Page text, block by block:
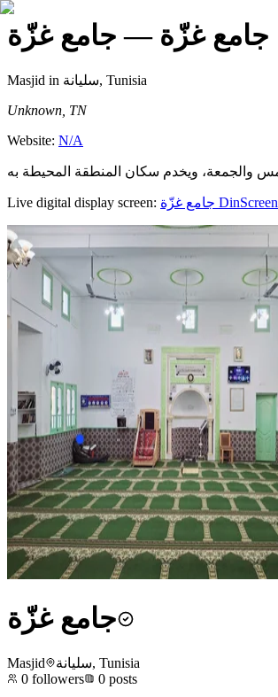
جامع غزّة — جامع غزّة
Masjid
in سليانة, Tunisia
Unknown, TN
Website: N/A
Live digital display screen: جامع غزّة DinScreen
جامع غزّة
Masjid
سليانة, Tunisia
0 followers 0 posts